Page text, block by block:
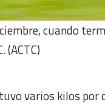
cuando
(ACTC)
varios kilos por